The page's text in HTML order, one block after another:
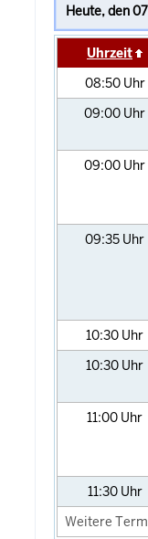
Uhrzeit
08:50 Uhr
09:00 Uhr
09:00 Uhr
09:35 Uhr
10:30 Uhr
10:30 Uhr
11:00 Uhr
11:30 Uhr
Weitere